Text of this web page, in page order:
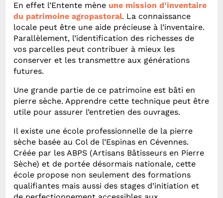
En effet l’Entente mène une mission d’inventaire
du patrimoine agropastoral. La connaissance
locale peut être une aide précieuse à l’inventaire.
Parallèlement, l’identification des richesses de
vos parcelles peut contribuer à mieux les
conserver et les transmettre aux générations
futures.
Une grande partie de ce patrimoine est bâti en
pierre sèche. Apprendre cette technique peut être
utile pour assurer l’entretien des ouvrages.
Il existe une école professionnelle de la pierre
sèche basée au Col de l’Espinas en Cévennes.
Créée par les ABPS (Artisans Bâtisseurs en Pierre
Sèche) et de portée désormais nationale, cette
école propose non seulement des formations
qualifiantes mais aussi des stages d’initiation et